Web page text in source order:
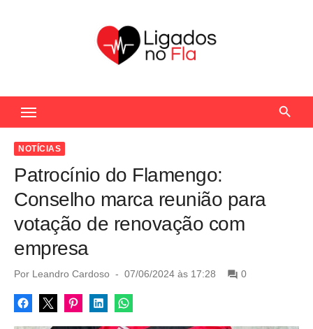
c
NOTÍCIAS
Patrocínio do Flamengo:
Conselho marca reunião para
votação de renovação com
empresa
Por Leandro Cardoso
P
s
t
07/06/2024 às 17:28 0